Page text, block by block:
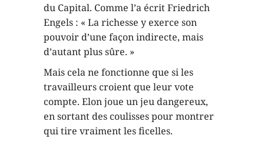
du Capital. Comme l’a écrit Friedrich
Engels : « La richesse y exerce son
pouvoir d’une façon indirecte, mais
d’autant plus sûre. »
Mais cela ne fonctionne que si les
travailleurs croient que leur vote
compte. Elon joue un jeu dangereux,
en sortant des coulisses pour montrer
qui tire vraiment les ficelles.